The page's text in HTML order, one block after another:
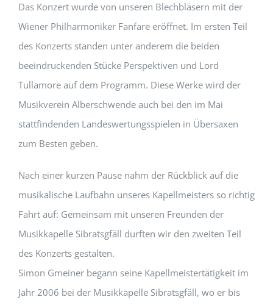
Das Konzert wurde von unseren Blechbläsern mit der
Wiener Philharmoniker Fanfare eröffnet. Im ersten Teil
des Konzerts standen unter anderem die beiden
beeindruckenden Stücke Perspektiven und Lord
Tullamore auf dem Programm. Diese Werke wird der
Musikverein Alberschwende auch bei den im Mai
stattfindenden Landeswertungsspielen in Übersaxen
zum Besten geben.
Nach einer kurzen Pause nahm der Rückblick auf die
musikalische Laufbahn unseres Kapellmeisters so richtig
Fahrt auf: Gemeinsam mit unseren Freunden der
Musikkapelle Sibratsgfäll durften wir den zweiten Teil
des Konzerts gestalten.
Simon Gmeiner begann seine Kapellmeistertätigkeit im
Jahr 2006 bei der Musikkapelle Sibratsgfäll, wo er bis